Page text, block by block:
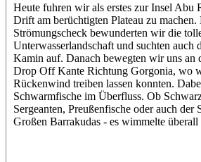
Heute fuhren wir als erstes zur Insel Abu
Drift am berüchtigten Plateau zu machen.
Strömungscheck bewunderten wir die
Unterwasserlandschaft und suchten auch
Kamin auf. Danach bewegten wir uns an
Drop Off Kante Richtung Gorgonia, wo
Rückenwind treiben lassen konnten.
Schwarmfische im Überfluss. Ob
Sergeanten, Preußenfische oder auch der
Großen Barrakudas - es wimmelte überall